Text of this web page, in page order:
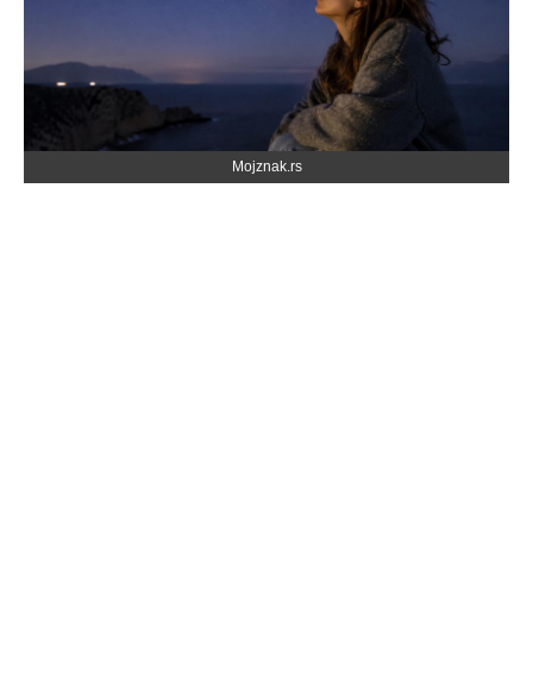
Mojznak.rs